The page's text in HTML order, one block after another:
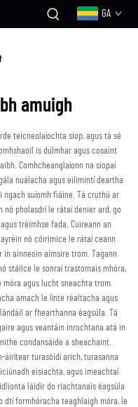
GA
amuigh
teicneolaíochta siop, agus tá sé
is dúlmhar agus cosaint
Comhcheanglaíonn na siopaí
nuálacha agus eilimintí deartha
suíomh fiáine. Tá cruthú ar
pholasdrí le rátaí denier ard, go
tréimhse fada. Cuireann an
nó cóirimice le rátaí ceann
ainneoin aimsire trom. Tagann
stáilce le sonraí trastomais mhóra,
agus lucht sneachta trom.
amach le línte réaltacha agus
ar fhearthanna éagsúla. Tá
agus veantáin inrochtana atá in
condansáide a sheachaint.
áirítear turasóidí arich, turasanna
eisiachta, agus imeachtaí
láidir do riachtanais éagsúla
dtí formhóracha teaghlaigh móra, le